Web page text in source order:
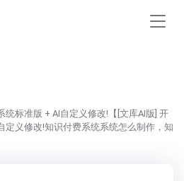
统标准版 + AI自定义修改!【[文库AI版] 开
定义修改!知识付费系统系统怎么制作，知